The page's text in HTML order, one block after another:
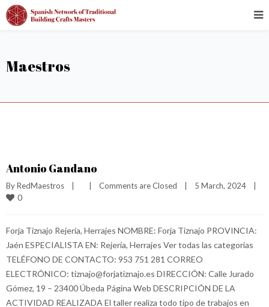
Maestros
Antonio Gandano
By RedMaestros Comments are Closed 5 March, 2024
0
Forja Tiznajo Rejería, Herrajes NOMBRE: Forja Tiznajo PROVINCIA:
Jaén ESPECIALISTA EN: Rejería, Herrajes Ver todas las categorías
TELÉFONO DE CONTACTO: 953 751 281 CORREO
ELECTRÓNICO: tiznajo@forjatiznajo.es DIRECCIÓN: Calle Jurado
Gómez, 19 – 23400 Úbeda Página Web DESCRIPCIÓN DE LA
ACTIVIDAD REALIZADA El taller realiza todo tipo de trabajos en